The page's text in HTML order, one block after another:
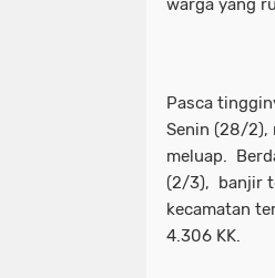
warga yang
Pasca
Senin (28/2),
meluap.
(2/3), banjir
kecamatan
4.306 KK.